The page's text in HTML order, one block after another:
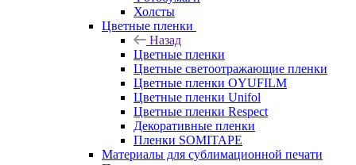
Холсты
Цветные пленки
Назад
Цветные пленки
Цветные светоотражающие пленки
Цветные пленки OYUFILM
Цветные пленки Unifol
Цветные пленки Respect
Декоративные пленки
Пленки SOMITAPE
Материалы для сублимационной печати